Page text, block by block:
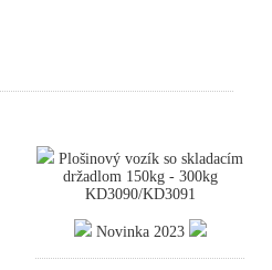
Plošinový vozík so skladacím
držadlom 150kg - 300kg
KD3090/KD3091
Novinka 2023